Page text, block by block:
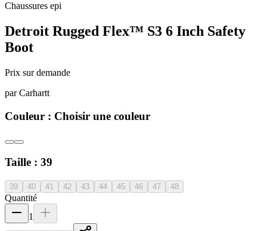
Chaussures epi
Detroit Rugged Flex™ S3 6 Inch Safety
Boot
Prix sur demande
par Carhartt
Couleur : Choisir une couleur
Taille : 39
39 40 41 42 43 44 45 46 47 48
Quantité
1